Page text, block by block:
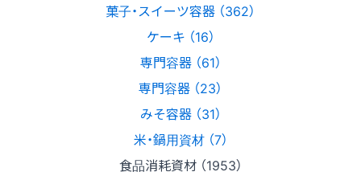
菓子・スイーツ容器 （362）
ケーキ （16）
専門容器 （61）
専門容器 （23）
みそ容器 （31）
米・鍋用資材 （7）
食品消耗資材 （1953）